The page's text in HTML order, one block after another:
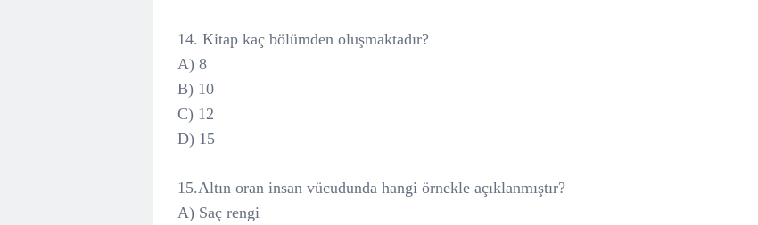
14. Kitap kaç bölümden oluşmaktadır?
A) 8
B) 10
C) 12
D) 15
15.Altın oran insan vücudunda hangi örnekle açıklanmıştır?
A) Saç rengi